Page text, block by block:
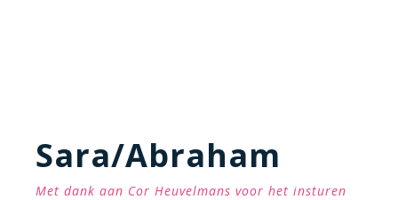
Sara/Abraham
Met dank aan Cor Heuvelmans voor het insturen